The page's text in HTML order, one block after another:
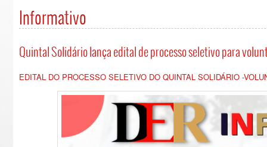
Informativo
Quintal Solidário lança edital de processo seletivo para
EDITAL DO PROCESSO SELETIVO DO QUINTAL SOLIDÁRIO -